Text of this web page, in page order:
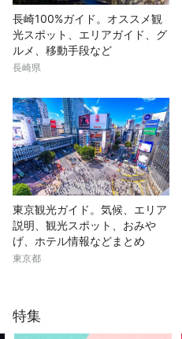
長崎100%ガイド。オススメ観
光スポット、エリアガイド、グ
ルメ、移動手段など
長崎県
東京観光ガイド。気候、エリア
説明、観光スポット、おみや
げ、ホテル情報などまとめ
東京都
特集